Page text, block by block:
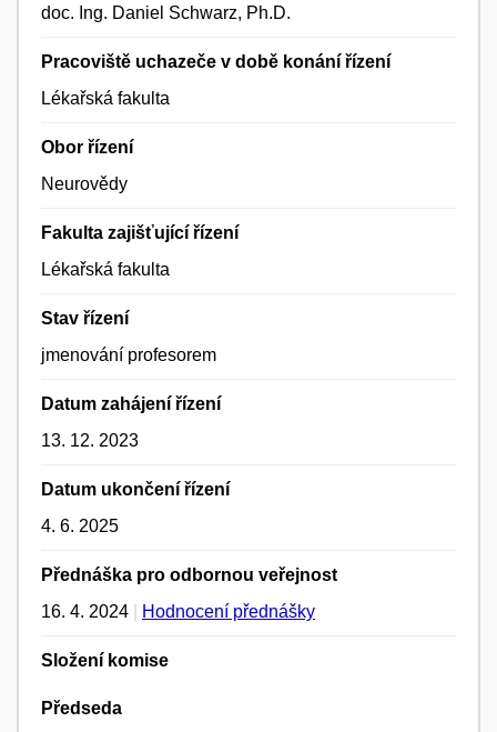
doc. Ing. Daniel Schwarz, Ph.D.
Pracoviště uchazeče v době konání řízení
Lékařská fakulta
Obor řízení
Neurovědy
Fakulta zajišťující řízení
Lékařská fakulta
Stav řízení
jmenování profesorem
Datum zahájení řízení
13. 12. 2023
Datum ukončení řízení
4. 6. 2025
Přednáška pro odbornou veřejnost
16. 4. 2024
Hodnocení přednášky
Složení komise
Předseda